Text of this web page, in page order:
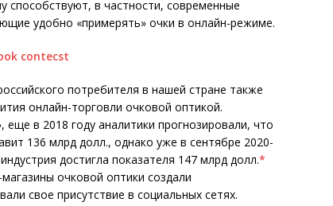
в частности, современные
удобно «примерять» очки в онлайн-режиме.
потребителя в нашей стране также
онлайн-торговли очковой оптикой.
в 2018 году аналитики прогнозировали, что
136 млрд долл., однако уже в сентябре 2020-
достигла показателя 147 млрд долл.*
очковой оптики создали
свое присутствие в социальных сетях.